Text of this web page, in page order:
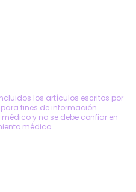
los artículos escritos por
fines de información
y no se debe confiar en
médico